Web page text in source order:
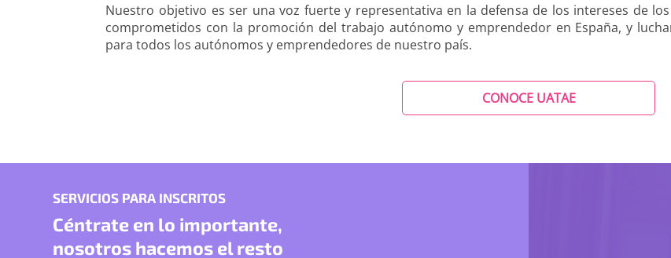
Nuestro objetivo es ser una voz fuerte y representativa en la defensa de los intereses de
comprometidos con la promoción del trabajo autónomo y emprendedor en España, y
para todos los autónomos y emprendedores de nuestro país.
CONOCE UATAE
SERVICIOS PARA INSCRITOS
Céntrate en lo importante,
nosotros hacemos el resto